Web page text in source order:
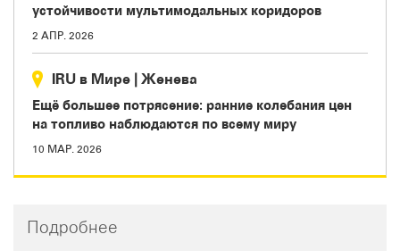
устойчивости мультимодальных коридоров
2 АПР. 2026
IRU в Мире | Женева
Ещё большее потрясение: ранние колебания цен
на топливо наблюдаются по всему миру
10 МАР. 2026
Подробнее